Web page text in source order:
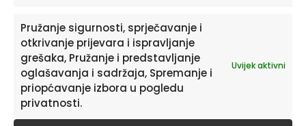
Pružanje sigurnosti, sprječavanje i
otkrivanje prijevara i ispravljanje
grešaka, Pružanje i predstavljanje
oglašavanja i sadržaja, Spremanje i
priopćavanje izbora u pogledu
privatnosti.
Uvijek aktivni
Pretplatite se na naš Newsletter
Želite primati savjete i zanimljivosti o uređenju doma te
informacije o novim proizvodima i pogodnostima?